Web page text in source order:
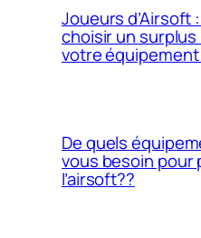
Joueurs d’Airsoft
choisir un
votre équipement
De quels
vous besoin pour
l’airsoft??